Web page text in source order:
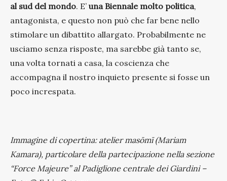
al sud del mondo. E’ una Biennale molto politica,
antagonista, e questo non può che far bene nello
stimolare un dibattito allargato. Probabilmente ne
usciamo senza risposte, ma sarebbe già tanto se,
una volta tornati a casa, la coscienza che
accompagna il nostro inquieto presente si fosse un
poco increspata.
Immagine di copertina:atelier masōmī (Mariam
Kamara), particolare della partecipazione nella sezione
“Force Majeure” al Padiglione centrale dei Giardini –